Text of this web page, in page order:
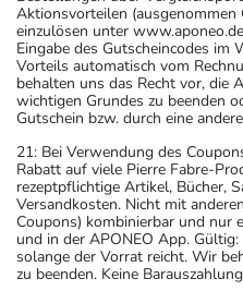
Aktionsvorteilen
einzulösen unter
Eingabe des Gutscheincodes im
Vorteils automatisch vom
behalten uns das Recht vor, die
wichtigen Grundes zu beenden
Gutschein bzw. durch eine
21: Bei Verwendung des
Rabatt auf viele Pierre Fabre-
rezeptpflichtige Artikel, Bücher,
Versandkosten. Nicht mit
Coupons) kombinierbar und nur
und in der APONEO App.
solange der Vorrat reicht. Wir
zu beenden. Keine